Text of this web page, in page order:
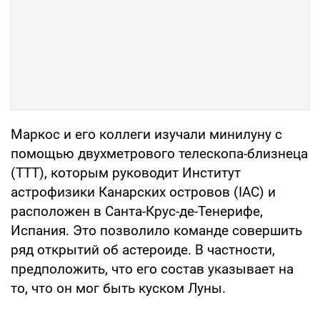
Маркос и его коллеги изучали минилуну с
помощью двухметрового телескопа-близнеца
(TTT), которым руководит Институт
астрофизики Канарских островов (IAC) и
расположен в Санта-Крус-де-Тенерифе,
Испания. Это позволило команде совершить
ряд открытий об астероиде. В частности,
предположить, что его состав указывает на
то, что он мог быть куском Луны.